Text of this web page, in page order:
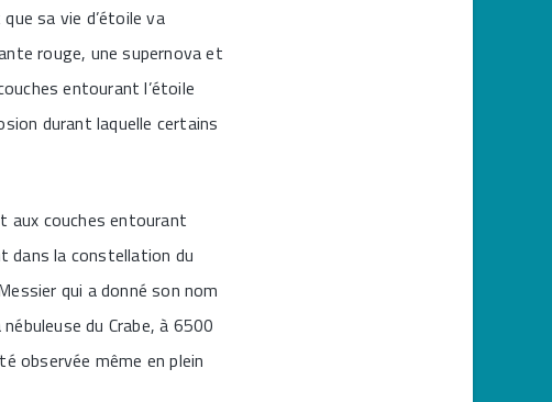
sa vie d’étoile va
rouge, une supernova et
entourant l’étoile
durant laquelle certains
aux couches entourant
dans la constellation du
qui a donné son nom
du Crabe, à 6500
observée même en plein